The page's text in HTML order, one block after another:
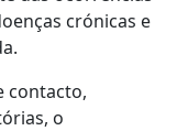
crónicas e
contacto,
o